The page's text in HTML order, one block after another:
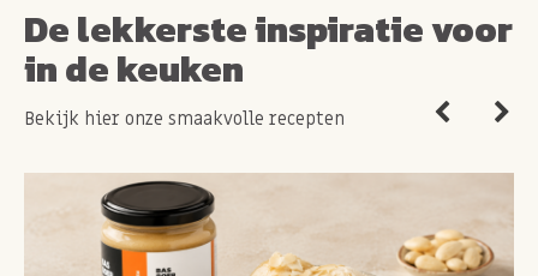
De lekkerste inspiratie voor
in de keuken
Bekijk hier onze smaakvolle recepten